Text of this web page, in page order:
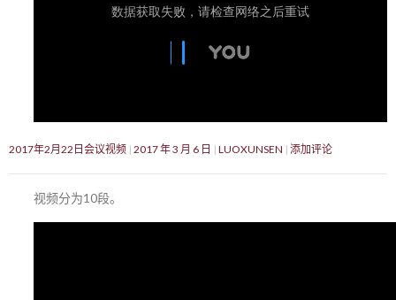
2017年2月22日会议视频 2017 年 3 月 6 日 LUOXUNSEN 添加评论
视频分为10段。